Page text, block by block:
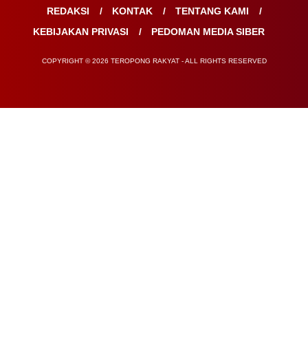
REDAKSI KONTAK
TENTANG KAMI
KEBIJAKAN PRIVASI
PEDOMAN MEDIA SIBER
COPYRIGHT © 2026 TEROPONG RAKYAT - ALL RIGHTS RESERVED